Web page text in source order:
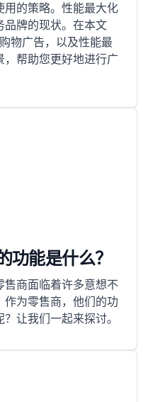
用的策略。性能最大化
品牌的现状。在本文
物广告，以及性能最
帮助您更好地进行广
功能是什么？
商面临着许多意想不
为零售商，他们的功
让我们一起来探讨。